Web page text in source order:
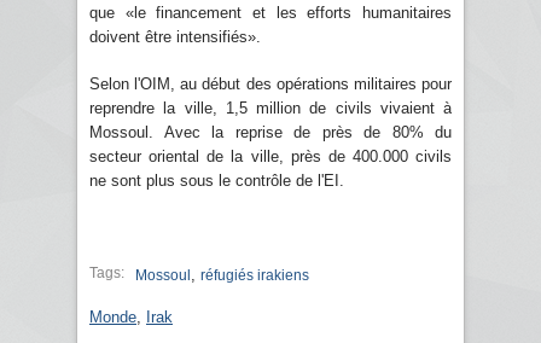
que «le financement et les efforts humanitaires
doivent être intensifiés».
Selon l'OIM, au début des opérations militaires pour
reprendre la ville, 1,5 million de civils vivaient à
Mossoul. Avec la reprise de près de 80% du
secteur oriental de la ville, près de 400.000 civils
ne sont plus sous le contrôle de l'EI.
Tags: Mossoul réfugiés irakiens
Monde Irak